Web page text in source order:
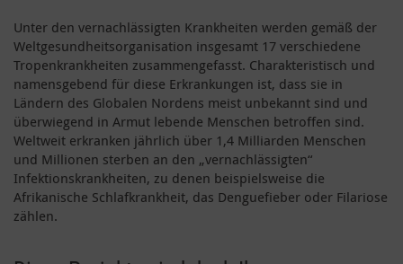
Unter den vernachlässigten Krankheiten werden gemäß der
Weltgesundheitsorganisation insgesamt 17 verschiedene
Tropenkrankheiten zusammengefasst. Charakteristisch und
namensgebend für diese Erkrankungen ist, dass sie in
Ländern des Globalen Nordens meist unbekannt sind und
überwiegend in Armut lebende Menschen betroffen sind.
Weltweit erkranken jährlich über 1,4 Milliarden Menschen
und Millionen sterben an den „vernachlässigten“
Infektionskrankheiten, zu denen beispielsweise die
Afrikanische Schlafkrankheit, das Denguefieber oder Filariose
zählen.